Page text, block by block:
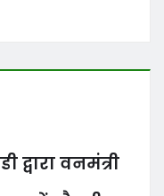
द्वारा वनमंत्री